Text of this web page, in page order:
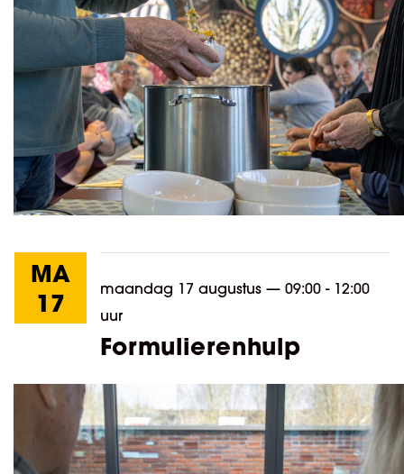
MA
17
maandag 17 augustus — 09:00 - 12:00
uur
Formulierenhulp